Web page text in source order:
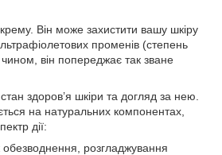
Він може захистити вашу шкіру
променів (степень
він попереджає так зване
здоров’я шкіри та догляд за нею.
на натуральних компонентах,
дії:
розгладжування